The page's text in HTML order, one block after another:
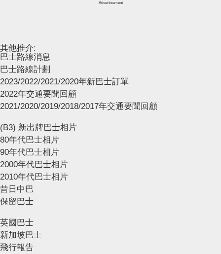
Advertisement
其他推介:
巴士路線消息
巴士路線計劃
2023/2022/2021/2020年新巴士訂單
2022年交通要聞回顧
2021/2020/2019/2018/2017年交通要聞回顧
(B3) 新出牌巴士相片
80年代巴士相片
90年代巴士相片
2000年代巴士相片
2010年代巴士相片
昔日中巴
保留巴士
英國巴士
新加坡巴士
飛行報告